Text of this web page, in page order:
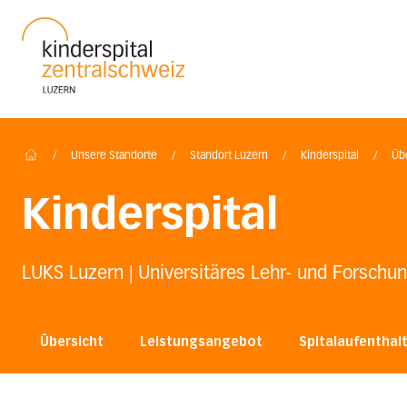
Startseite des Luzerner Kantonsspital
/ Unsere Standorte / Standort Luzern / Kinderspital /
Kinderspital
LUKS Luzern | Universitäres Lehr- und
Übersicht Leistungsangebot Spitalaufenthalt